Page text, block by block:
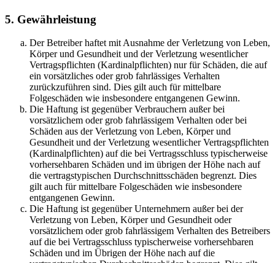
5. Gewährleistung
Der Betreiber haftet mit Ausnahme der Verletzung von Leben,
Körper und Gesundheit und der Verletzung wesentlicher
Vertragspflichten (Kardinalpflichten) nur für Schäden, die auf
ein vorsätzliches oder grob fahrlässiges Verhalten
zurückzuführen sind. Dies gilt auch für mittelbare
Folgeschäden wie insbesondere entgangenen Gewinn.
Die Haftung ist gegenüber Verbrauchern außer bei
vorsätzlichem oder grob fahrlässigem Verhalten oder bei
Schäden aus der Verletzung von Leben, Körper und
Gesundheit und der Verletzung wesentlicher Vertragspflichten
(Kardinalpflichten) auf die bei Vertragsschluss typischerweise
vorhersehbaren Schäden und im übrigen der Höhe nach auf
die vertragstypischen Durchschnittsschäden begrenzt. Dies
gilt auch für mittelbare Folgeschäden wie insbesondere
entgangenen Gewinn.
Die Haftung ist gegenüber Unternehmern außer bei der
Verletzung von Leben, Körper und Gesundheit oder
vorsätzlichem oder grob fahrlässigem Verhalten des Betreibers
auf die bei Vertragsschluss typischerweise vorhersehbaren
Schäden und im Übrigen der Höhe nach auf die